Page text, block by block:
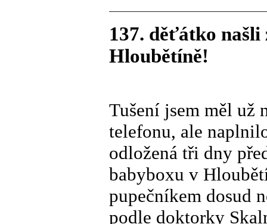
137. děťátko
Hloubětíně!
Tušení jsem měl už
telefonu, ale
odložená tři dny
babyboxu v
pupečníkem dosud
podle doktorky